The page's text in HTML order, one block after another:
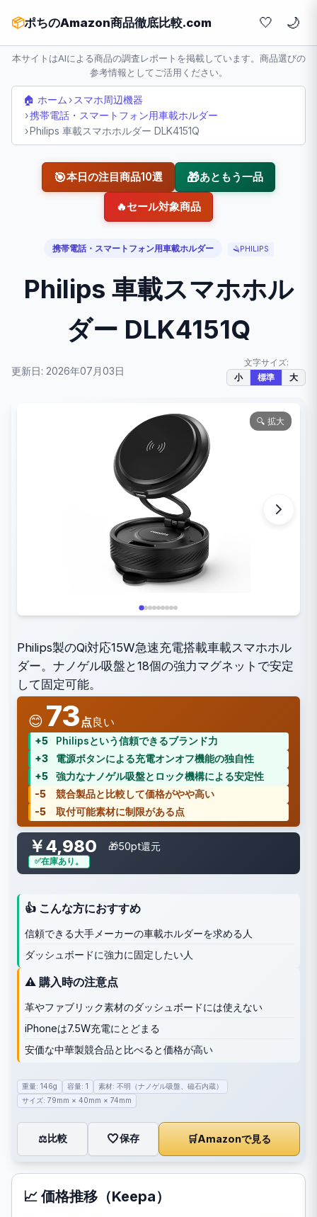
📦ポちのAmazon商品徹底比較.com 🤍
本サイトはAIによる商品の調査レポートを掲載しています。商品選びの
参考情報としてご活用ください。
🏠 ホーム › スマホ周辺機器
›携帯電話・スマートフォン用車載ホルダー
›Philips 車載スマホホルダー DLK4151Q
🎯本日の注目商品10選 🎁あともう一品
🔥セール対象商品
携帯電話・スマートフォン用車載ホルダー 🪒PHILIPS
Philips 車載スマホホル
ダー DLK4151Q
更新日: 2026年07月03日
文字サイズ:
小 標準 大
🔍 拡大
Philips製のQi対応15W急速充電搭載車載スマホホル
ダー。ナノゲル吸盤と18個の強力マグネットで安定
して固定可能。
😊 73 点良い
+5
Philipsという信頼できるブランド力
+3
電源ボタンによる充電オンオフ機能の独自性
+5
強力なナノゲル吸盤とロック機構による安定性
-5
競合製品と比較して価格がやや高い
-5
取付可能素材に制限がある点
￥4,980 🎁50pt還元
在庫あり。
👍 こんな方におすすめ
信頼できる大手メーカーの車載ホルダーを求める人
ダッシュボードに強力に固定したい人
⚠️ 購入時の注意点
革やファブリック素材のダッシュボードには使えない
iPhoneは7.5W充電にとどまる
安価な中華製競合品と比べると価格が高い
重量: 146g 容量: 1
素材: 不明（ナノゲル吸盤、磁石内蔵）
サイズ: 79mm × 40mm × 74mm
⚖️比較 🤍保存 🛒Amazonで見る
📈 価格推移（Keepa）